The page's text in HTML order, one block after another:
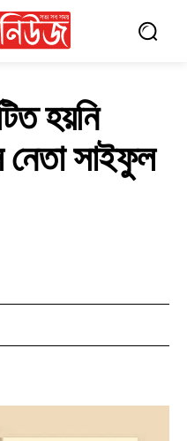
হয়নি
নেতা সাইফুল